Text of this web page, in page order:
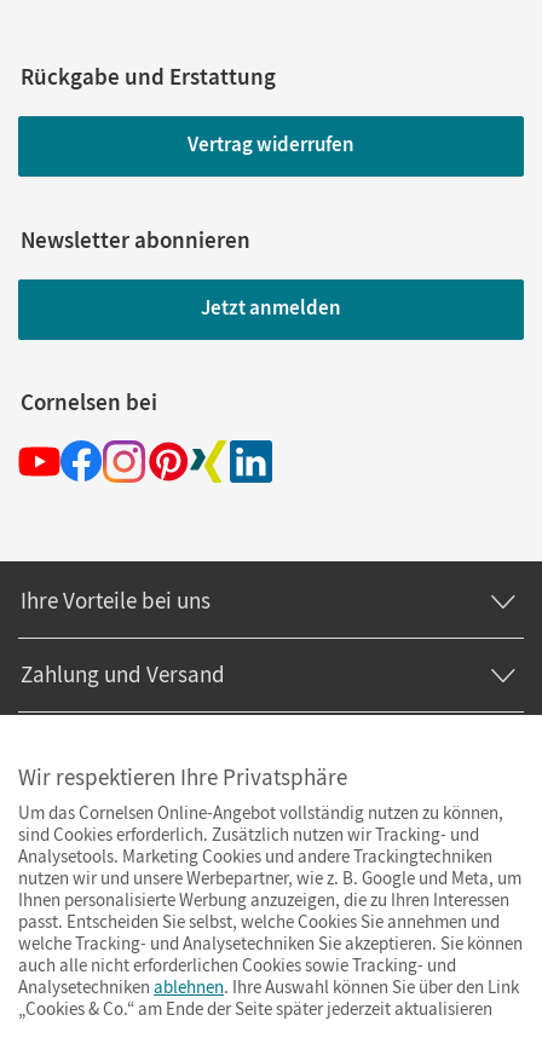
Rückgabe und Erstattung
Vertrag widerrufen
Newsletter abonnieren
Jetzt anmelden
Cornelsen bei
Ihre Vorteile bei uns
Zahlung und Versand
ImpressumAGBDatenschutzBarrierefreiheitCookies & Co.
Wir respektieren Ihre Privatsphäre
Um das Cornelsen Online-Angebot vollständig nutzen zu können,
sind Cookies erforderlich. Zusätzlich nutzen wir Tracking- und
Analysetools. Marketing Cookies und andere Trackingtechniken
nutzen wir und unsere Werbepartner, wie z. B. Google und Meta, um
Ihnen personalisierte Werbung anzuzeigen, die zu Ihren Interessen
passt. Entscheiden Sie selbst, welche Cookies Sie annehmen und
welche Tracking- und Analysetechniken Sie akzeptieren. Sie können
auch alle nicht erforderlichen Cookies sowie Tracking- und
Analysetechniken ablehnen. Ihre Auswahl können Sie über den Link
„Cookies & Co.“ am Ende der Seite später jederzeit aktualisieren